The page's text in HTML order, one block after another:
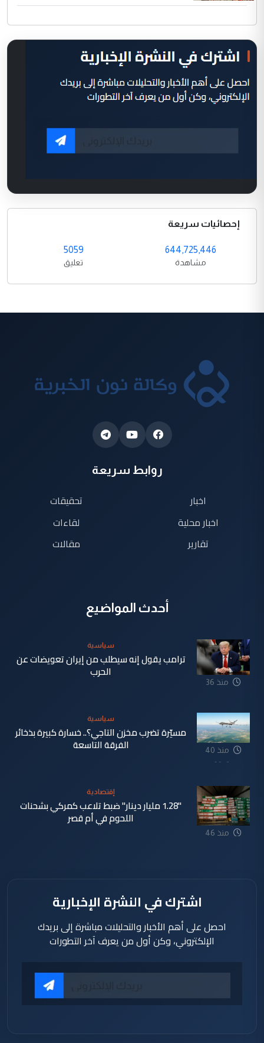
إحصائيات سريعة
644,725,446
مشاهدة
5059
تعليق
روابط سريعة
اخبار
اخبار محلية
تقارير
تحقيقات
لقاءات
مقالات
أحدث المواضيع
منذ 36
سياسية
ترامب يقول إنه سيطلب من إيران تعويضات عن
الحرب
منذ 40
دقيقة
سياسية
مسيّرة تضرب مخزن التاجي؟.. خسارة كبيرة بذخائر
الفرقة التاسعة
منذ 46
إقتصادية
"1.28 مليار دينار" ضبط تلاعب كمركي بشحنات
اللحوم في أم قصر
اشترك في النشرة الإخبارية
احصل على أهم الأخبار والتحليلات مباشرة إلى بريدك
الإلكتروني، وكن أول من يعرف آخر التطورات